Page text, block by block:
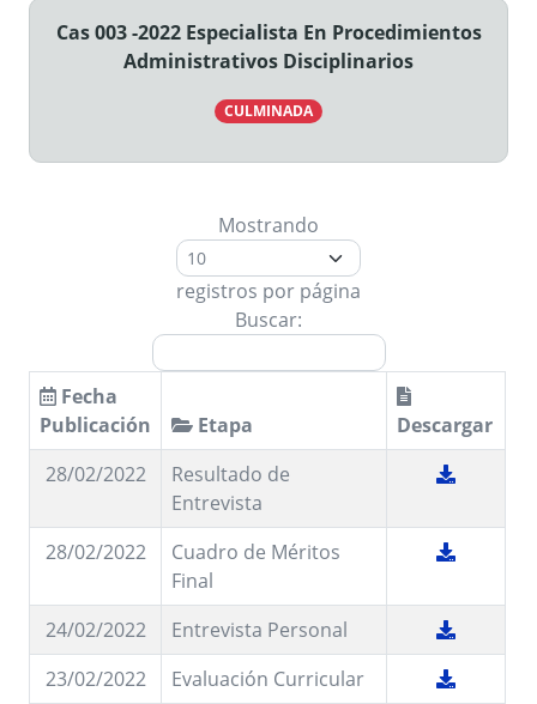
Cas 003 -2022 Especialista En Procedimientos
Administrativos Disciplinarios
CULMINADA
Mostrando
registros por página
Buscar:
Fecha
Publicación
Etapa
Descargar
28/02/2022
Resultado de
Entrevista
28/02/2022
Cuadro de Méritos
Final
24/02/2022
Entrevista Personal
23/02/2022
Evaluación Curricular